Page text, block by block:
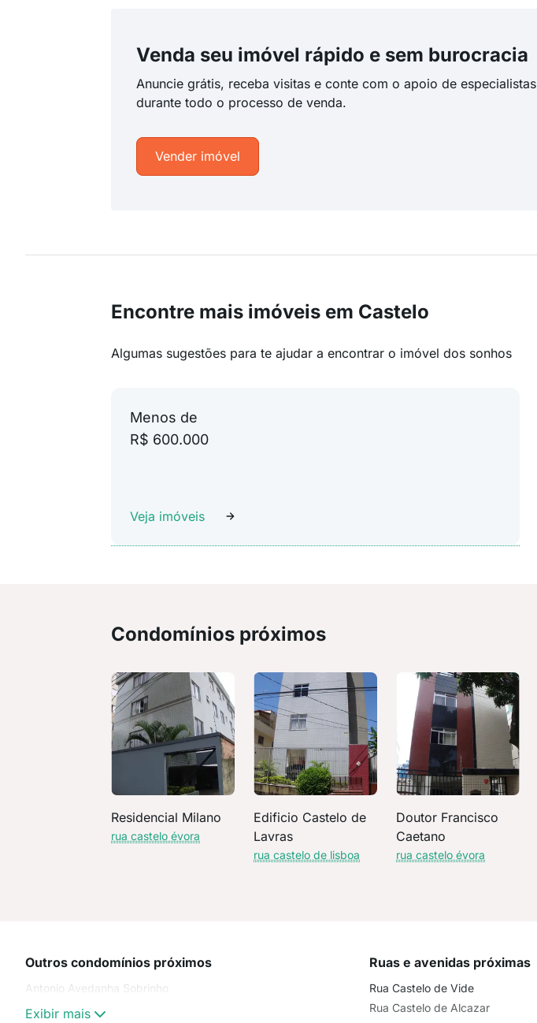
Venda seu imóvel rápido e sem burocracia
Anuncie grátis, receba visitas e conte com o apoio de especialistas
durante todo o processo de venda.
Vender imóvel
Encontre mais imóveis em Castelo
Algumas sugestões para te ajudar a encontrar o imóvel dos sonhos
Menos de
R$ 600.000
Veja imóveis
Condomínios próximos
Residencial Milano
rua castelo évora
Edificio Castelo de
Lavras
rua castelo de lisboa
Doutor Francisco
Caetano
rua castelo évora
Outros condomínios próximos
Antonio Avedanha Sobrinho
Exibir mais
Ruas e avenidas próximas
Rua Castelo de Vide
Rua Castelo de Alcazar